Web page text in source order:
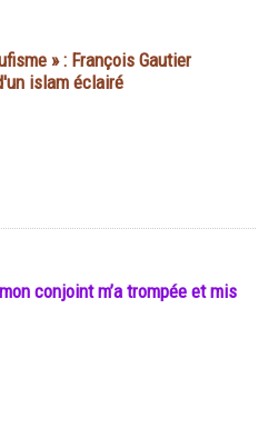
» : François Gautier
islam éclairé
conjoint m’a trompée et mis